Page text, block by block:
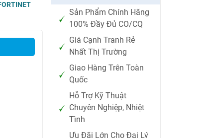
Sản Phẩm Chính Hãng
100% Đầy Đủ CO/CQ
Giá Cạnh Tranh Rẻ
Nhất Thị Trường
Giao Hàng Trên Toàn
Quốc
Hỗ Trợ Kỹ Thuật
Chuyên Nghiệp, Nhiệt
Tình
Ưu Đãi Lớn Cho Đại Lý